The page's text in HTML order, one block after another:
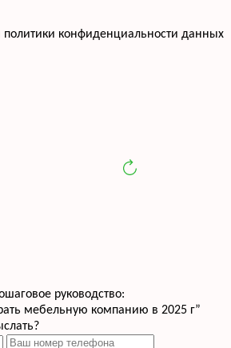
политики конфиденциальности данных
руководство:
мебельную компанию в 2025 г”